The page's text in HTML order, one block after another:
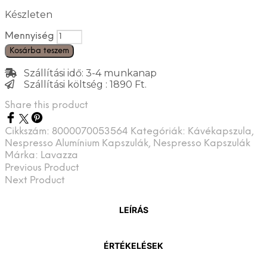
Készleten
Mennyiség
Kosárba teszem
Szállítási idő: 3-4 munkanap
Szállítási költség : 1890 Ft.
Share this product
Cikkszám: 8000070053564 Kategóriák: Kávékapszula,
Nespresso Alumínium Kapszulák, Nespresso Kapszulák
Márka: Lavazza
Previous Product
Next Product
LEÍRÁS
ÉRTÉKELÉSEK